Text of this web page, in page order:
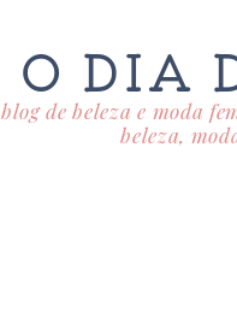
O DIA
blog de beleza e moda
beleza,